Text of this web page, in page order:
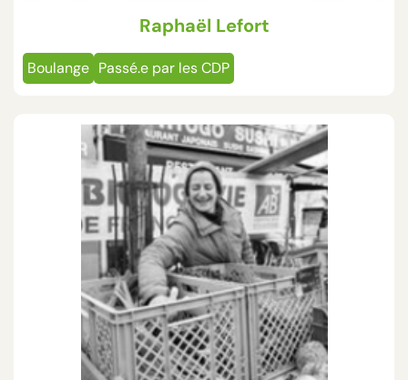
Raphaël Lefort
Boulange Passé.e par les CDP